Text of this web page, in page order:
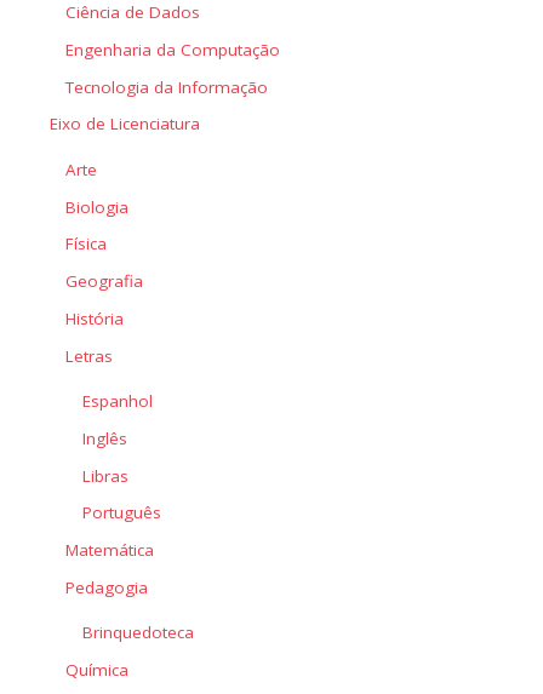
Ciência de Dados
Engenharia da Computação
Tecnologia da Informação
Eixo de Licenciatura
Arte
Biologia
Física
Geografia
História
Letras
Espanhol
Inglês
Libras
Português
Matemática
Pedagogia
Brinquedoteca
Química